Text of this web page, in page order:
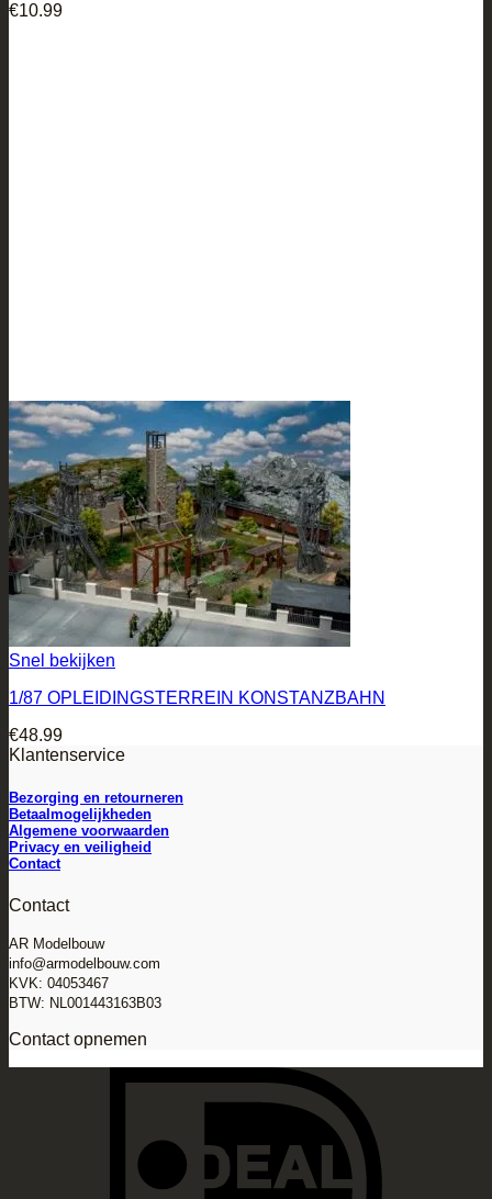
€10.99
Snel bekijken
1/87 OPLEIDINGSTERREIN KONSTANZBAHN
€48.99
Klantenservice
Bezorging en retourneren
Betaalmogelijkheden
Algemene voorwaarden
Privacy en veiligheid
Contact
Contact
AR Modelbouw
info@armodelbouw.com
KVK: 04053467
BTW: NL001443163B03
Contact opnemen